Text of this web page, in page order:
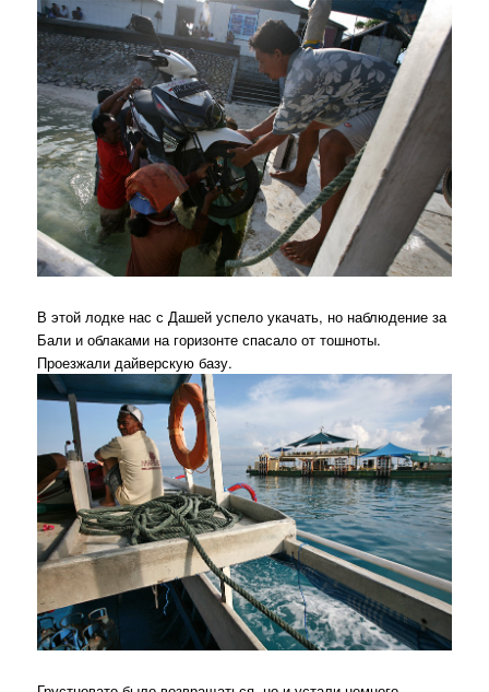
В этой лодке нас с Дашей успело укачать, но наблюдение за
Бали и облаками на горизонте спасало от тошноты.
Проезжали дайверскую базу.